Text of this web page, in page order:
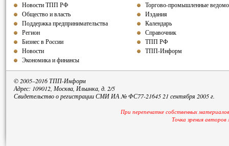
Новости ТПП РФ
Общество и власть
Поддержка предпринимательства
Регион
Бизнес в России
Новости
Экономика и финансы
Торгово-промышленные
Издания
Календарь
Справочник
ТПП РФ
ТПП-Информ
© 2005–2016 ТПП-Информ
Адрес: 109012, Москва, Ильинка, д. 2/5
Свидетельство о регистрации СМИ ИА № ФС77-21645 21 сентября 2005 г.
При перепечатке собственных
Точка зрения